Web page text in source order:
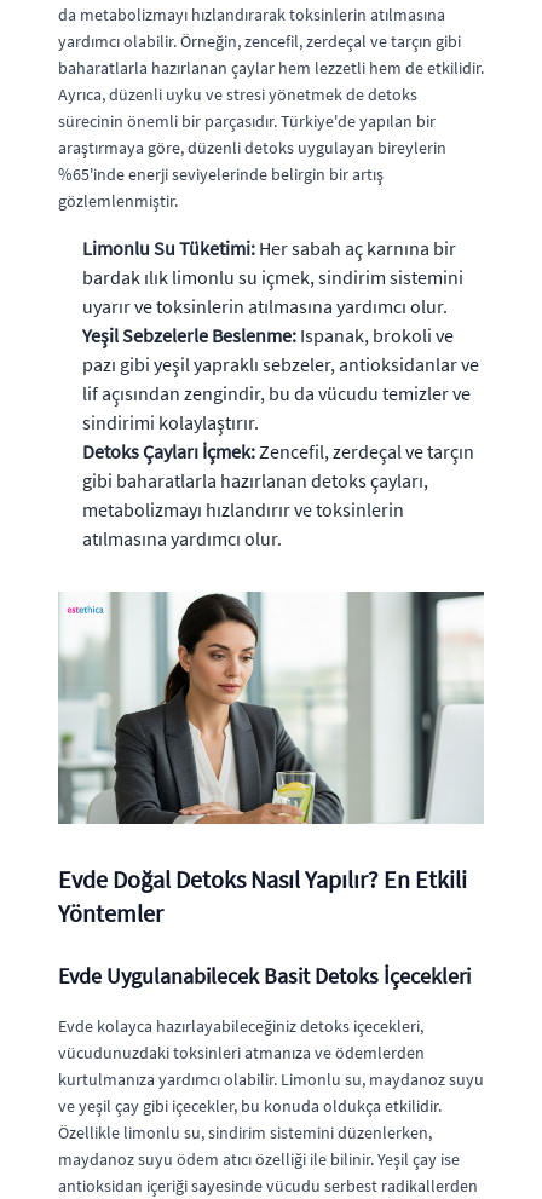
da metabolizmayı hızlandırarak toksinlerin atılmasına
yardımcı olabilir. Örneğin, zencefil, zerdeçal ve tarçın gibi
baharatlarla hazırlanan çaylar hem lezzetli hem de etkilidir.
Ayrıca, düzenli uyku ve stresi yönetmek de detoks
sürecinin önemli bir parçasıdır. Türkiye'de yapılan bir
araştırmaya göre, düzenli detoks uygulayan bireylerin
%65'inde enerji seviyelerinde belirgin bir artış
gözlemlenmiştir.
Limonlu Su Tüketimi: Her sabah aç karnına bir
bardak ılık limonlu su içmek, sindirim sistemini
uyarır ve toksinlerin atılmasına yardımcı olur.
Yeşil Sebzelerle Beslenme: Ispanak, brokoli ve
pazı gibi yeşil yapraklı sebzeler, antioksidanlar ve
lif açısından zengindir, bu da vücudu temizler ve
sindirimi kolaylaştırır.
Detoks Çayları İçmek:Zencefil, zerdeçal ve tarçın
gibi baharatlarla hazırlanan detoks çayları,
metabolizmayı hızlandırır ve toksinlerin
atılmasına yardımcı olur.
Evde Doğal Detoks Nasıl Yapılır? En Etkili
Yöntemler
Evde Uygulanabilecek Basit Detoks İçecekleri
Evde kolayca hazırlayabileceğiniz detoks içecekleri,
vücudunuzdaki toksinleri atmanıza ve ödemlerden
kurtulmanıza yardımcı olabilir. Limonlu su, maydanoz suyu
ve yeşil çay gibi içecekler, bu konuda oldukça etkilidir.
Özellikle limonlu su, sindirim sistemini düzenlerken,
maydanoz suyu ödem atıcı özelliği ile bilinir. Yeşil çay ise
antioksidan içeriği sayesinde vücudu serbest radikallerden